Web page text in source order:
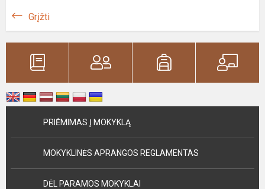
Grįžti
PRIĖMIMAS Į MOKYKLĄ
MOKYKLINĖS APRANGOS REGLAMENTAS
DĖL PARAMOS MOKYKLAI